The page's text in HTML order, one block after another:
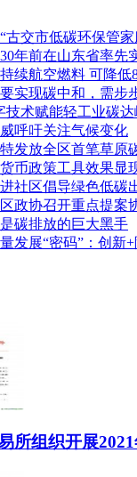
古交市低碳环保管
年前在山东省率先
续航空燃料 可降低
实现碳中和，需步
技术赋能轻工业碳
呼吁关注气候变化
发放全区首笔草原
币政策工具效果显
社区倡导绿色低碳
政协召开重点提案
碳排放的巨大黑手
发展“密码”：创新
所组织开展